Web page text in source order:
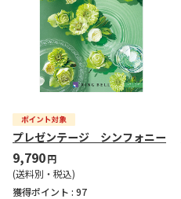
プレゼンテージ シンフォニー
9,790円
(送料別・税込)
獲得ポイント : 97